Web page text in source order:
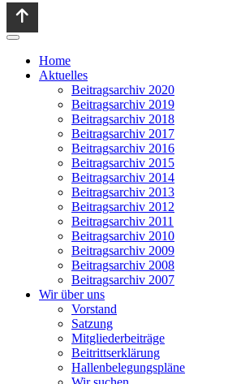
Home
Aktuelles
Beitragsarchiv 2020
Beitragsarchiv 2019
Beitragsarchiv 2018
Beitragsarchiv 2017
Beitragsarchiv 2016
Beitragsarchiv 2015
Beitragsarchiv 2014
Beitragsarchiv 2013
Beitragsarchiv 2012
Beitragsarchiv 2011
Beitragsarchiv 2010
Beitragsarchiv 2009
Beitragsarchiv 2008
Beitragsarchiv 2007
Wir über uns
Vorstand
Satzung
Mitgliederbeiträge
Beitrittserklärung
Hallenbelegungspläne